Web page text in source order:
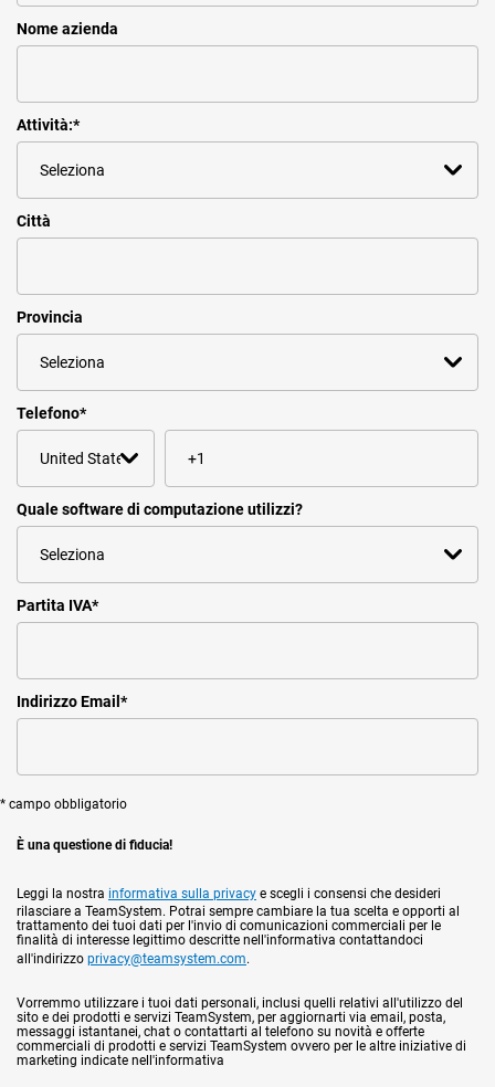
Nome azienda
Attività:*
Città
Provincia
Telefono*
Quale software di computazione utilizzi?
Partita IVA*
Indirizzo Email *
* campo obbligatorio
È una questione di fiducia!
Leggi la nostra informativa sulla privacy e scegli i consensi che desideri
rilasciare a TeamSystem. Potrai sempre cambiare la tua scelta e opporti al
trattamento dei tuoi dati per l'invio di comunicazioni commerciali per le
finalità di interesse legittimo descritte nell'informativa contattandoci
all'indirizzo privacy@teamsystem.com.
Vorremmo utilizzare i tuoi dati personali, inclusi quelli relativi all'utilizzo del
sito e dei prodotti e servizi TeamSystem, per aggiornarti via email, posta,
messaggi istantanei, chat o contattarti al telefono su novità e offerte
commerciali di prodotti e servizi TeamSystem ovvero per le altre iniziative di
marketing indicate nell'informativa